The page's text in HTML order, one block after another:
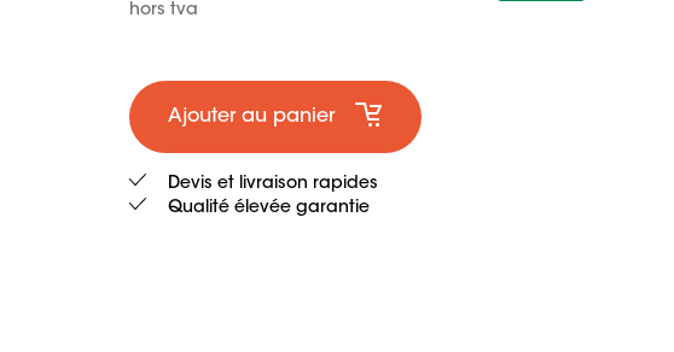
hors tva
Ajouter au panier
Devis et livraison rapides
Qualité élevée garantie